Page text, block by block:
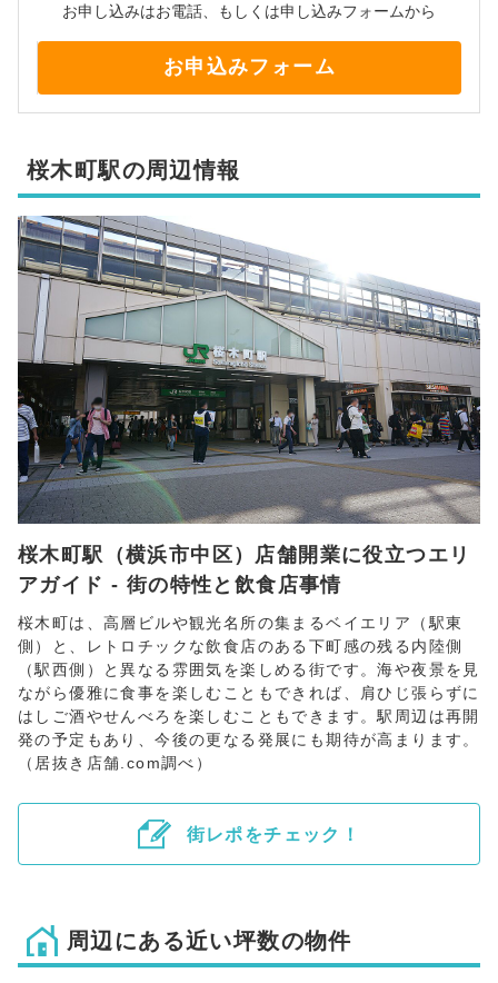
お申し込みはお電話、もしくは申し込みフォームから
お申込みフォーム
桜木町駅の周辺情報
桜木町駅（横浜市中区）店舗開業に役立つエリ
アガイド - 街の特性と飲食店事情
桜木町は、高層ビルや観光名所の集まるベイエリア（駅東
側）と、レトロチックな飲食店のある下町感の残る内陸側
（駅西側）と異なる雰囲気を楽しめる街です。海や夜景を見
ながら優雅に食事を楽しむこともできれば、肩ひじ張らずに
はしご酒やせんべろを楽しむこともできます。駅周辺は再開
発の予定もあり、今後の更なる発展にも期待が高まります。
（居抜き店舗.com調べ）
街レポをチェック！
周辺にある近い坪数の物件